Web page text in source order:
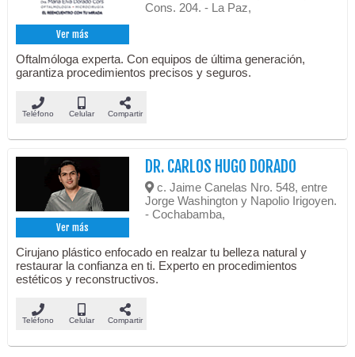
Ver más
Cons. 204. - La Paz,
Oftalmóloga experta. Con equipos de última generación,
garantiza procedimientos precisos y seguros.
Teléfono Celular Compartir
Ver más
DR. CARLOS HUGO DORADO
c. Jaime Canelas Nro. 548, entre
Jorge Washington y Napolio Irigoyen.
- Cochabamba,
Cirujano plástico enfocado en realzar tu belleza natural y
restaurar la confianza en ti. Experto en procedimientos
estéticos y reconstructivos.
Teléfono Celular Compartir